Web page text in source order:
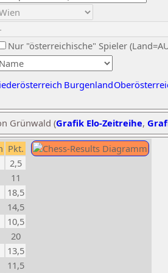
Nur "österreichische" Spieler
Burgenland
Grünwald (Grafik Elo-Zeitreihe,
Pkt.
2,5
11
18,5
14,5
10,5
20
13,5
11,5